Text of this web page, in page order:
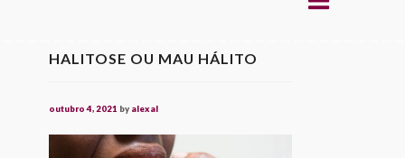
HALITOSE OU MAU HÁLITO
outubro 4, 2021 by alexal